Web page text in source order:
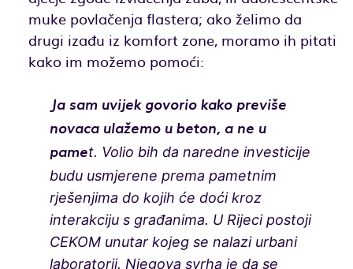
muke povlačenja flastera; ako želimo da
drugi izađu iz komfort zone, moramo ih pitati
kako im možemo pomoći:
Ja sam uvijek govorio kako previše
novaca ulažemo u beton, a ne u
pamet. Volio bih da naredne investicije
budu usmjerene prema pametnim
rješenjima do kojih će doći kroz
interakciju s građanima. U Rijeci postoji
CEKOM unutar kojeg se nalazi urbani
laboratorij. Njegova svrha je da se